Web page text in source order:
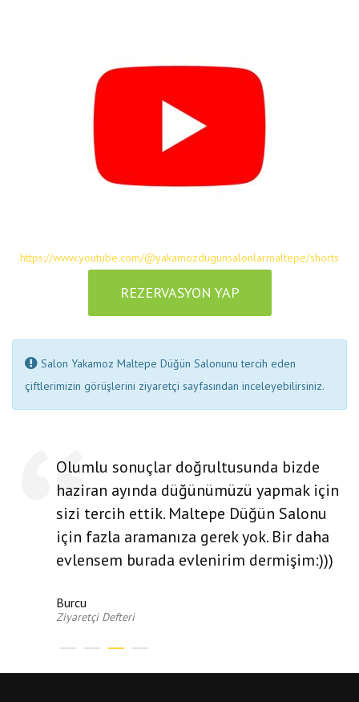
https://www.youtube.com/@yakamozdugunsalonlarmaltepe/shorts
REZERVASYON YAP
Salon Yakamoz Maltepe Düğün Salonunu tercih eden
çiftlerimizin görüşlerini ziyaretçi sayfasından inceleyebilirsiniz.
Olumlu sonuçlar doğrultusunda bizde
haziran ayında düğünümüzü yapmak için
sizi tercih ettik. Maltepe Düğün Salonu
için fazla aramanıza gerek yok. Bir daha
evlensem burada evlenirim dermişim:)))
Burcu
Ziyaretçi Defteri